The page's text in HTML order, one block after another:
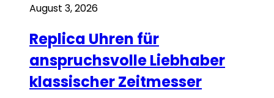
August 3, 2026
Replica Uhren für
anspruchsvolle Liebhaber
klassischer Zeitmesser